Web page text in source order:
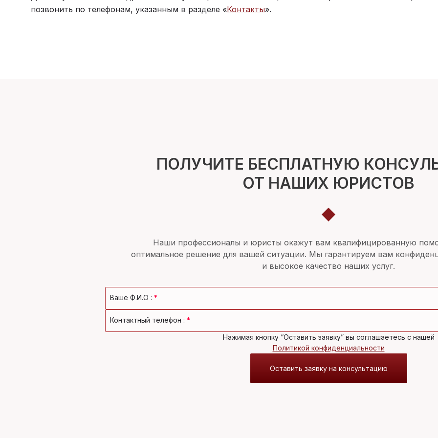
позвонить по телефонам, указанным в разделе «Контакты».
ПОЛУЧИТЕ БЕСПЛАТНУЮ
ОТ НАШИХ ЮРИСТОВ
Наши профессионалы и юристы окажут вам квалифицированную
оптимальное решение для вашей ситуации. Мы гарантируем вам
и высокое качество наших услуг.
Ваше Ф.И.О :*
Контактный телефон :*
Нажимая кнопку “Оставить заявку” вы соглашаетесь с нашей
Политикой конфиденциальности
Оставить заявку на консультацию